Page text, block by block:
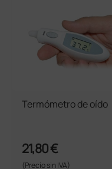
Termómetro de oído
21,80 €
(Precio sin IVA)